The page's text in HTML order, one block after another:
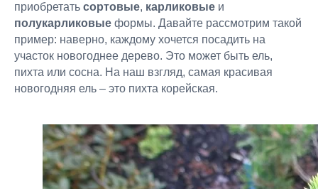
приобретать сортовые, карликовые и
полукарликовые формы. Давайте рассмотрим такой
пример: наверно, каждому хочется посадить на
участок новогоднее дерево. Это может быть ель,
пихта или сосна. На наш взгляд, самая красивая
новогодняя ель – это пихта корейская.